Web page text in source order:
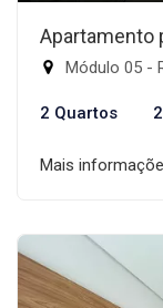
Apartamento
Módulo 05 -
2 Quartos
Mais